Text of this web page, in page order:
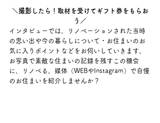
＼撮影したら！取材を受けてギフト券をもらお
う／
インタビューでは、リノベーションされた当時
の思い出や今の暮らしについて・お住まいのお
気に入りポイントなどをお伺いしていきます。
お写真で素敵な住まいの記録を残すこの機会
に、リノベる。媒体（WEBやInstagram）で自慢
のお住まいを紹介しませんか？